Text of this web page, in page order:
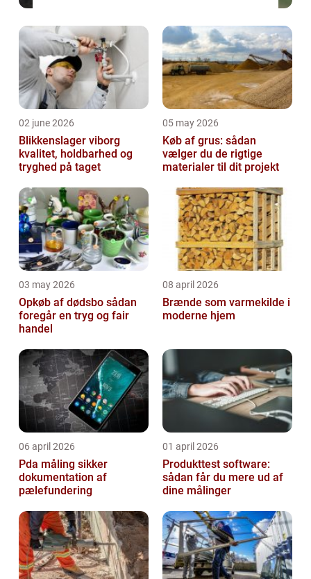
02 june 2026
Blikkenslager viborg
kvalitet, holdbarhed og
tryghed på taget
05 may 2026
Køb af grus: sådan
vælger du de rigtige
materialer til dit projekt
03 may 2026
Opkøb af dødsbo sådan
foregår en tryg og fair
handel
08 april 2026
Brænde som varmekilde i
moderne hjem
06 april 2026
Pda måling sikker
dokumentation af
pælefundering
01 april 2026
Produkttest software:
sådan får du mere ud af
dine målinger